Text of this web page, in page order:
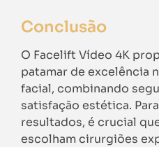
Conclusão
O Facelift Vídeo 4K
patamar de excelência
facial, combinando
satisfação estética.
resultados, é crucial
escolham cirurgiões